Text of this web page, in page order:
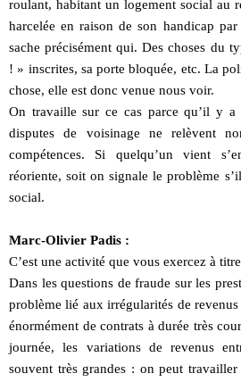
roulant, habitant un logement social au
harcelée en raison de son handicap
sache précisément qui. Des choses du
! » inscrites, sa porte bloquée, etc. La
chose, elle est donc venue nous voir.
On travaille sur ce cas parce qu’il y a
disputes de voisinage ne relèvent
compétences. Si quelqu’un vient
réoriente, soit on signale le problème
social.
Marc-Olivier Padis :
C’est une activité que vous exercez à
Dans les questions de fraude sur les
problème lié aux irrégularités de
énormément de contrats à durée très
journée, les variations de revenus
souvent très grandes : on peut